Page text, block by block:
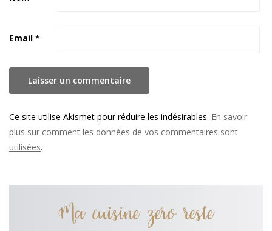
Email *
Ce site utilise Akismet pour réduire les indésirables. En savoir
plus sur comment les données de vos commentaires sont
utilisées.
Ma cuisine zero reste